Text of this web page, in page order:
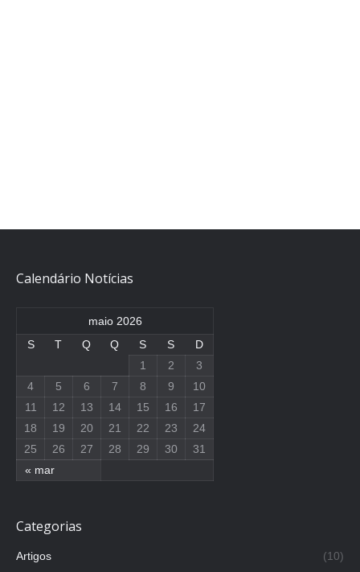
Calendário Notícias
maio 2026
S
T Q Q S S D
« mar
1 2
3
4
5 6 7 8 9
10
11
12 13 14 15 16
17
18
19 20 21 22 23
24
25
26 27 28 29 30 31
Categorias
Artigos
(10)